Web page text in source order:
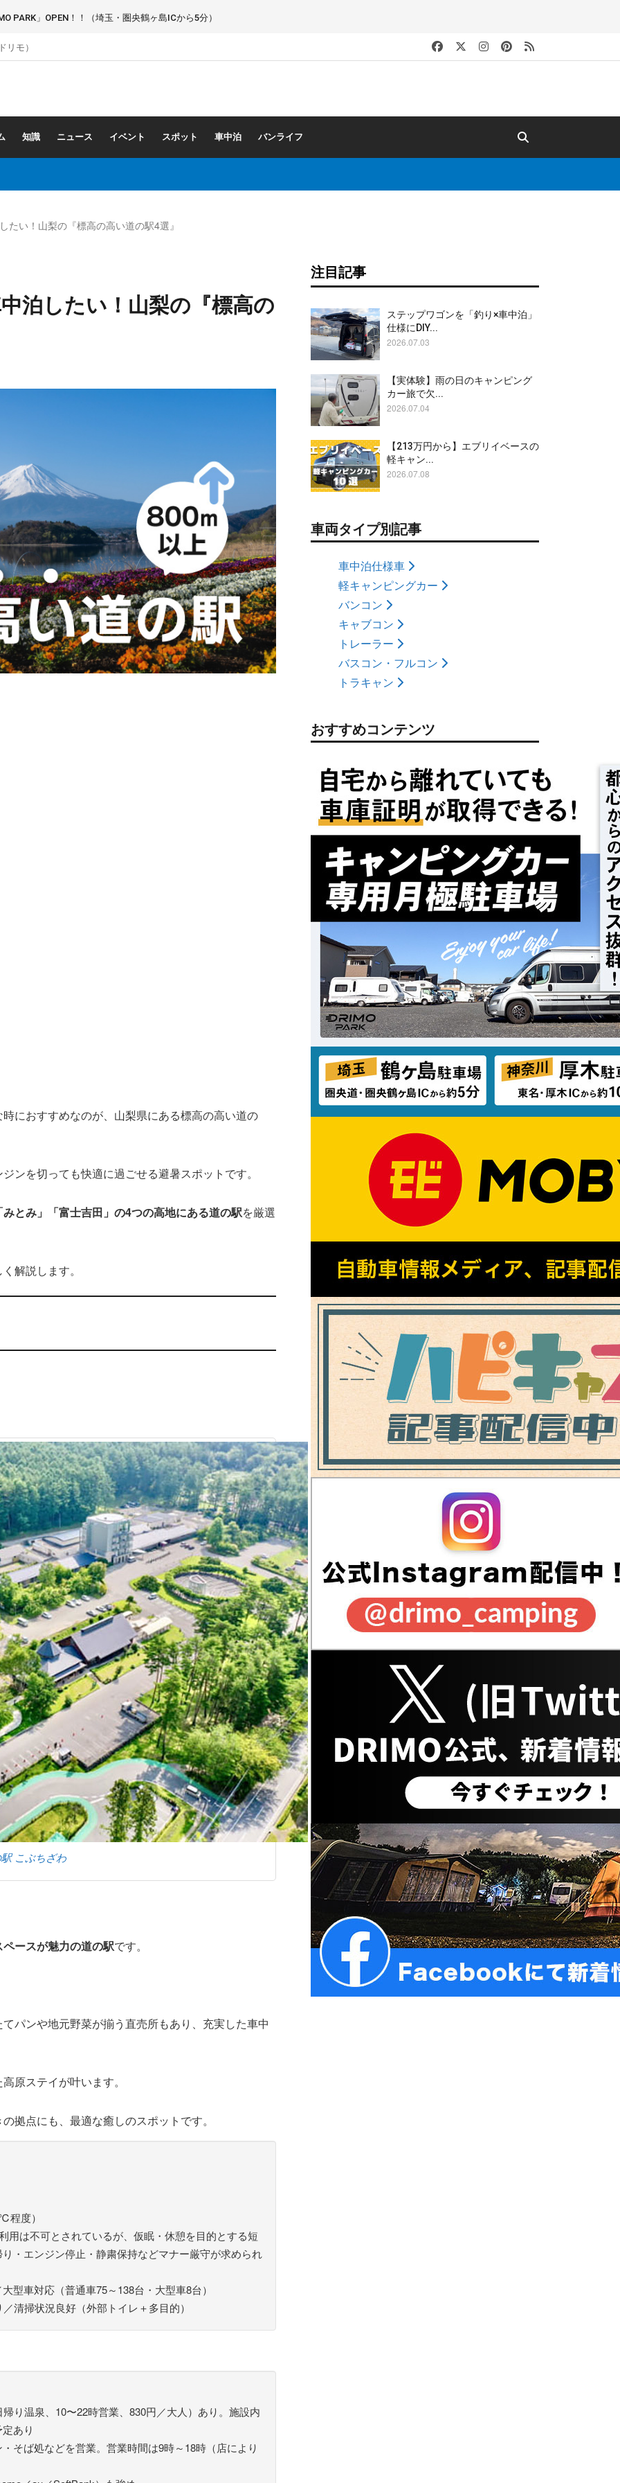
PARK」OPEN！！（埼玉・圏央鶴ヶ島ICから5分）
モ）
知識 ニュース イベント スポット 車中泊 バンライフ
たい！山梨の『標高の高い道の駅4選』
泊したい！山梨の『標高の
におすすめなのが、山梨県にある標高の高い道の
ンを切っても快適に過ごせる避暑スポットです。
とみ」「富士吉田」の4つの高地にある道の駅を厳選
解説します。
こぶちざわ
ースが魅力の道の駅です。
パンや地元野菜が揃う直売所もあり、充実した車中
原ステイが叶います。
拠点にも、最適な癒しのスポットです。
程度）
は不可とされているが、仮眠・休憩を目的とする短
・エンジン停止・静粛保持などマナー厳守が求められ
型車対応（普通車75～138台・大型車8台）
清掃状況良好（外部トイレ＋多目的）
り温泉、10〜22時営業、830円／大人）あり。施設内
あり
そば処などを営業。営業時間は9時～18時（店により
注目記事
ステップワゴンを「釣り×車中泊」
仕様にDIY...
2026.07.03
【実体験】雨の日のキャンピング
カー旅で欠...
2026.07.04
【213万円から】エブリイベースの
軽キャン...
2026.07.08
車両タイプ別記事
車中泊仕様車
軽キャンピングカー
バンコン
キャブコン
トレーラー
バスコン・フルコン
トラキャン
おすすめコンテンツ